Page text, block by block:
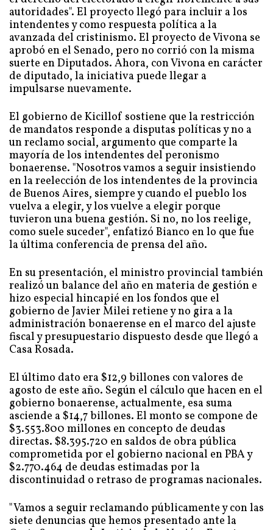
autoridades". El proyecto llegó para incluir a los
intendentes y como respuesta política a la
avanzada del cristinismo. El proyecto de Vivona se
aprobó en el Senado, pero no corrió con la misma
suerte en Diputados. Ahora, con Vivona en carácter
de diputado, la iniciativa puede llegar a
impulsarse nuevamente.
El gobierno de Kicillof sostiene que la restricción
de mandatos responde a disputas políticas y no a
un reclamo social, argumento que comparte la
mayoría de los intendentes del peronismo
bonaerense. "Nosotros vamos a seguir insistiendo
en la reelección de los intendentes de la provincia
de Buenos Aires, siempre y cuando el pueblo los
vuelva a elegir, y los vuelve a elegir porque
tuvieron una buena gestión. Si no, no los reelige,
como suele suceder", enfatizó Bianco en lo que fue
la última conferencia de prensa del año.
En su presentación, el ministro provincial también
realizó un balance del año en materia de gestión e
hizo especial hincapié en los fondos que el
gobierno de Javier Milei retiene y no gira a la
administración bonaerense en el marco del ajuste
fiscal y presupuestario dispuesto desde que llegó a
Casa Rosada.
El último dato era $12,9 billones con valores de
agosto de este año. Según el cálculo que hacen en el
gobierno bonaerense, actualmente, esa suma
asciende a $14,7 billones. El monto se compone de
$3.553.800 millones en concepto de deudas
directas. $8.395.720 en saldos de obra pública
comprometida por el gobierno nacional en PBA y
$2.770.464 de deudas estimadas por la
discontinuidad o retraso de programas nacionales.
"Vamos a seguir reclamando públicamente y con las
siete denuncias que hemos presentado ante la